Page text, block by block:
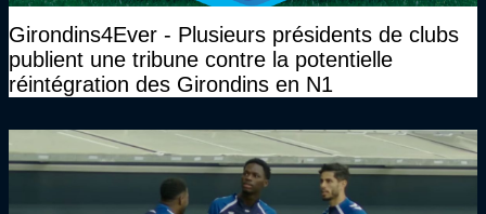
Girondins4Ever - Plusieurs présidents de clubs
publient une tribune contre la potentielle
réintégration des Girondins en N1